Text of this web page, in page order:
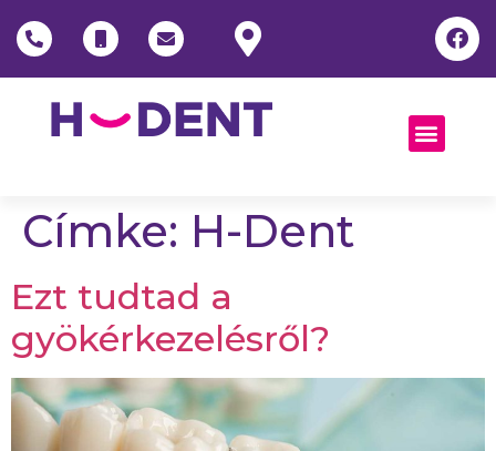
Címke: H-Dent
Ezt tudtad a
gyökérkezelésről?